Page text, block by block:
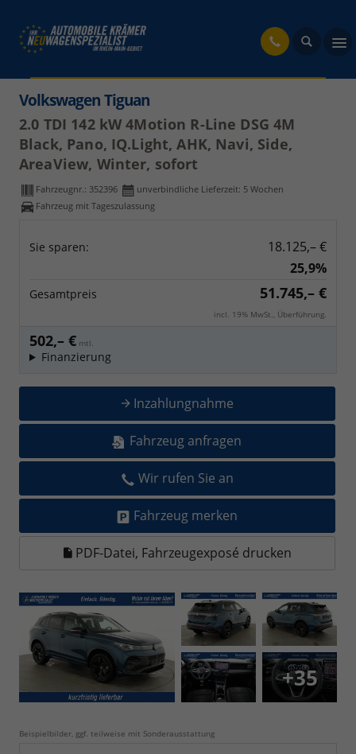
Volkswagen Tiguan
2.0 TDI 142 kW 4Motion R-Line DSG 4M
Black, Pano, IQ.Light, AHK, Navi, Side,
AreaView, Winter, sofort
Fahrzeugnr.: 352396 unverbindliche Lieferzeit: 5 Wochen
Fahrzeug mit Tageszulassung
Sie sparen:
18.125,– €
25,9%
Gesamtpreis 51.745,– €
incl. 19% MwSt., Überführung.
502,– € mtl.
Finanzierung
Inzahlungnahme
Fahrzeug anfragen
Wir rufen Sie an
Fahrzeug merken
PDF-Datei, Fahrzeugexposé drucken
+35
Beispielbilder, ggf. teilweise mit Sonderausstattung